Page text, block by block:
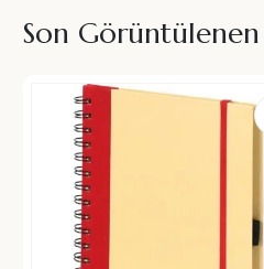
Son